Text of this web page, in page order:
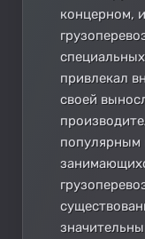
концерном,
привлекал
своей
популярным